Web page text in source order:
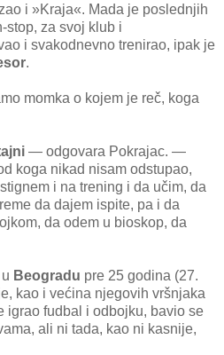
i »Kraja«. Mada je poslednjih
stop, za svoj klub i
i svakodnevno trenirao, ipak je
.
momka o kojem je reč, koga
— odgovara Pokrajac. —
koga nikad nisam odstupao,
i na trening i da učim, da
da dajem ispite, pa i da
da odem u bioskop, da
Beogradu pre 25 godina (27.
kao i većina njegovih vršnjaka
igrao fudbal i odbojku, bavio se
ali ni tada, kao ni kasnije,